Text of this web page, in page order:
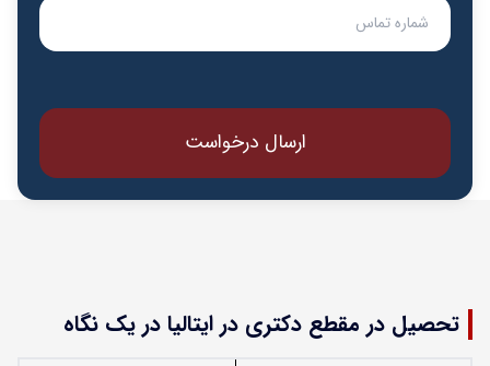
تحصیل در مقطع دکتری در ایتالیا در یک نگاه